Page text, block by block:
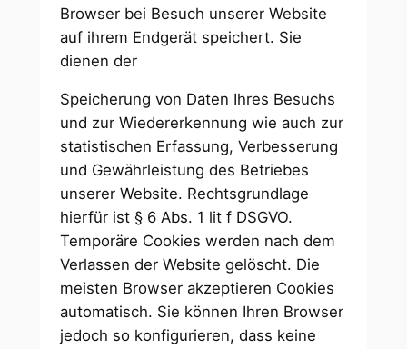
Browser bei Besuch unserer Website
auf ihrem Endgerät speichert. Sie
dienen der
Speicherung von Daten Ihres Besuchs
und zur Wiedererkennung wie auch zur
statistischen Erfassung, Verbesserung
und Gewährleistung des Betriebes
unserer Website. Rechtsgrundlage
hierfür ist § 6 Abs. 1 lit f DSGVO.
Temporäre Cookies werden nach dem
Verlassen der Website gelöscht. Die
meisten Browser akzeptieren Cookies
automatisch. Sie können Ihren Browser
jedoch so konfigurieren, dass keine